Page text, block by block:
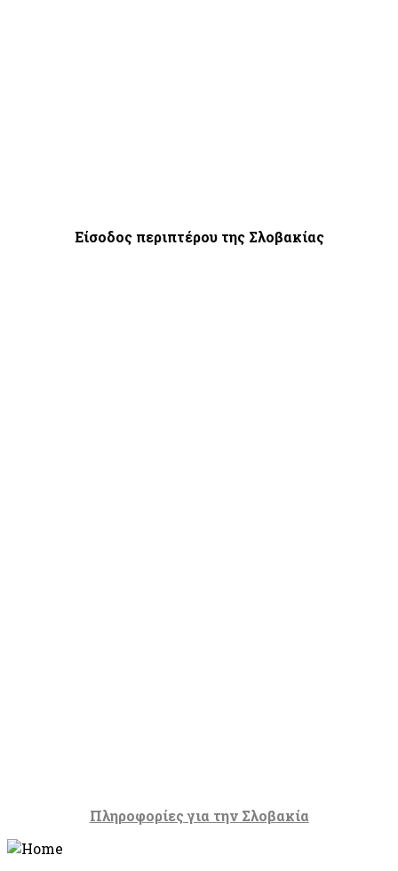
Είσοδος περιπτέρου της Σλοβακίας
Πληροφορίες για την Σλοβακία